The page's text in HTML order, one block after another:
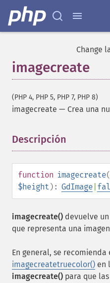
Change
imagecreate
(PHP 4, PHP 5, PHP 7, PHP 8)
imagecreate — Crea una
Descripción
function imagecreate(
$height ): GdImage
imagecreate() devuelve
que representa una
En general, se
imagecreatetruecolor() en
imagecreate() para que